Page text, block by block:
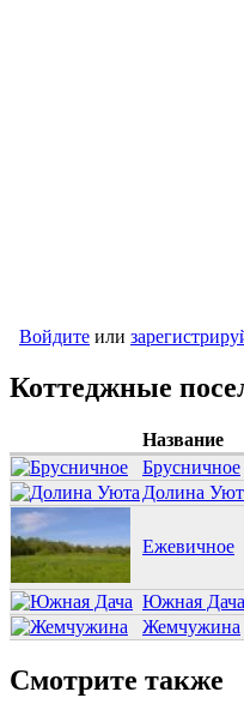
Войдите или
Коттеджные
Название
Брусничное
Долина
Ежевичное
Южная Дача
Жемчужина
Смотрите также